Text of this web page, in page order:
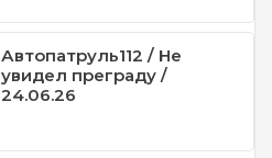
Автопатруль112 / Не
увидел преграду /
24.06.26